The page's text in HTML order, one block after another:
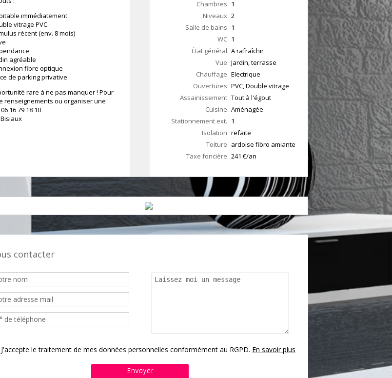
immédiatement
vitrage PVC
récent (env. 8 mois)
agréable
fibre optique
de parking privative
rare à ne pas manquer ! Pour
renseignements ou organiser une
16 79 18 10
Chambres 1
Niveaux 2
Salle de bains 1
WC 1
État général A rafraîchir
Vue Jardin, terrasse
Chauffage Electrique
Ouvertures PVC, Double vitrage
Assainissement Tout à l'égout
Cuisine Aménagée
Stationnement ext. 1
Isolation refaite
Toiture ardoise fibro amiante
Taxe foncière 241 €/an
contacter
J'accepte le traitement de mes données personnelles conformément au RGPD. En savoir plus